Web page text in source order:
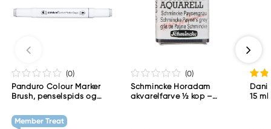
(0)
Panduro Colour Marker
Brush, penselspids og
grey 1 WG1
Member Treat
(0)
Schmincke Horadam
akvarelfarve ½ kop –
15